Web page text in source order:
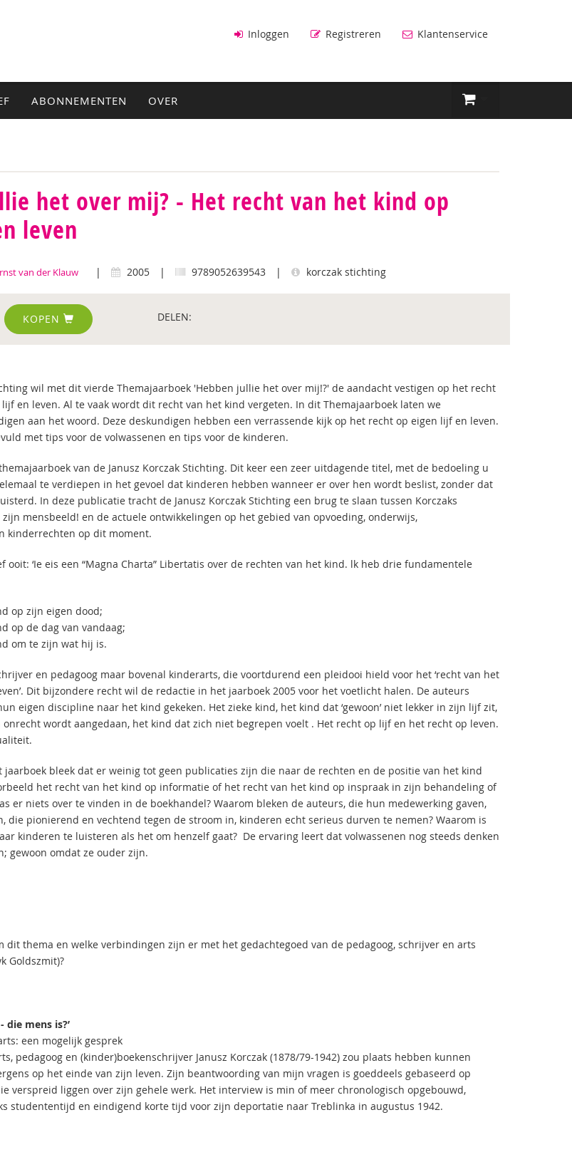
Inloggen Registreren Klantenservice
ABONNEMENTEN OVER
het over mij? - Het recht van het kind op
leven
van der Klauw | 2005 | 9789052639543 | korczak stichting
KOPEN DELEN:
wil met dit vierde Themajaarboek 'Hebben jullie het over mij!?' de aandacht vestigen op het recht
en leven. Al te vaak wordt dit recht van het kind vergeten. In dit Themajaarboek laten we
aan het woord. Deze deskundigen hebben een verrassende kijk op het recht op eigen lijf en leven.
met tips voor de volwassenen en tips voor de kinderen.
van de Janusz Korczak Stichting. Dit keer een zeer uitdagende titel, met de bedoeling u
te verdiepen in het gevoel dat kinderen hebben wanneer er over hen wordt beslist, zonder dat
In deze publicatie tracht de Janusz Korczak Stichting een brug te slaan tussen Korczaks
zijn mensbeeld! en de actuele ontwikkelingen op het gebied van opvoeding, onderwijs,
kinderrechten op dit moment.
ooit: ‘Ie eis een “Magna Charta” Libertatis over de rechten van het kind. lk heb drie fundamentele
op zijn eigen dood;
op de dag van vandaag;
om te zijn wat hij is.
en pedagoog maar bovenal kinderarts, die voortdurend een pleidooi hield voor het ‘recht van het
Dit bijzondere recht wil de redactie in het jaarboek 2005 voor het voetlicht halen. De auteurs
eigen discipline naar het kind gekeken. Het zieke kind, het kind dat ‘gewoon’ niet lekker in zijn lijf zit,
wordt aangedaan, het kind dat zich niet begrepen voelt . Het recht op lijf en het recht op leven.
jaarboek bleek dat er weinig tot geen publicaties zijn die naar de rechten en de positie van het kind
het recht van het kind op informatie of het recht van het kind op inspraak in zijn behandeling of
er niets over te vinden in de boekhandel? Waarom bleken de auteurs, die hun medewerking gaven,
die pionierend en vechtend tegen de stroom in, kinderen echt serieus durven te nemen? Waarom is
kinderen te luisteren als het om henzelf gaat? De ervaring leert dat volwassenen nog steeds denken
gewoon omdat ze ouder zijn.
dit thema en welke verbindingen zijn er met het gedachtegoed van de pedagoog, schrijver en arts
Goldszmit)?
die mens is?’
een mogelijk gesprek
pedagoog en (kinder)boekenschrijver Janusz Korczak (1878/79-1942) zou plaats hebben kunnen
op het einde van zijn leven. Zijn beantwoording van mijn vragen is goeddeels gebaseerd op
verspreid liggen over zijn gehele werk. Het interview is min of meer chronologisch opgebouwd,
studententijd en eindigend korte tijd voor zijn deportatie naar Treblinka in augustus 1942.